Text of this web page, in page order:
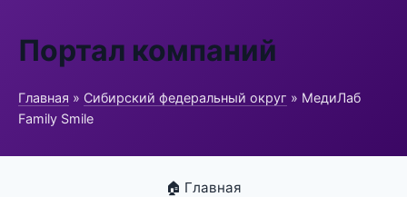
Портал компаний
Главная » Сибирский федеральный округ » МедиЛаб
Family Smile
🏠 Главная